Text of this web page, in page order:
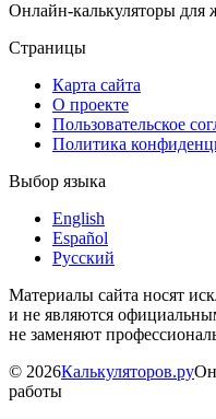
Онлайн-калькуляторы для
Страницы
Карта сайта
О проекте
Пользовательское
Политика
Выбор языка
English
Español
Русский
Материалы сайта носят
и не являются
не заменяют
© 2026Калькуляторов.ру
работы